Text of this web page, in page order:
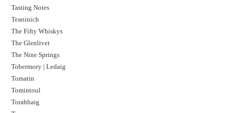
Tasting Notes
Teaninich
The Fifty Whiskys
The Glenlivet
The Nine Springs
Tobermory | Ledaig
Tomatin
Tomintoul
Torabhaig